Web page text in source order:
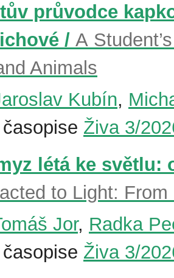
průvodce
/ A
Animals
Kubín,
Živa 3/
létá ke
to Light:
Jor, Radka
Živa 3/